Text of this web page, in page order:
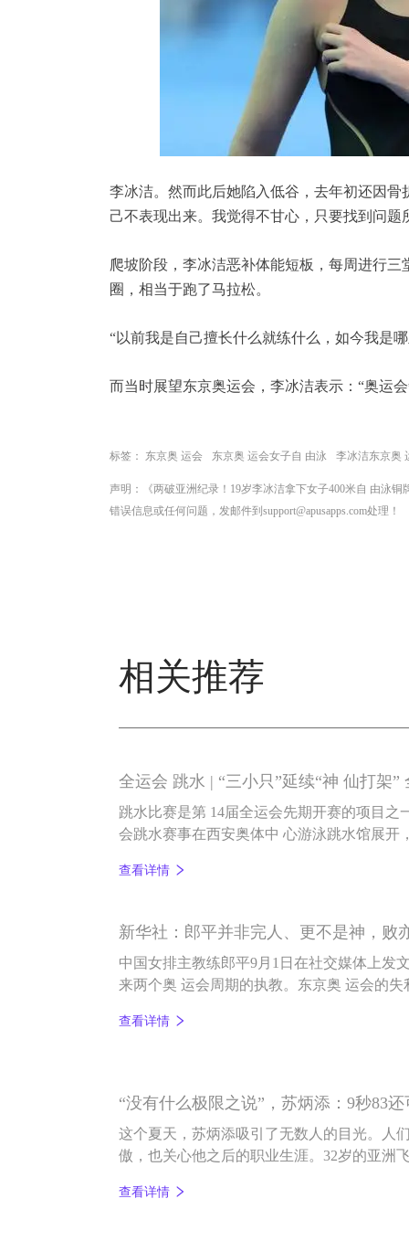
李冰洁。然而此后她陷入低谷，去年初还因
己不表现出来。我觉得不甘心，只要找到问
爬坡阶段，李冰洁恶补体能短板，每周进行
圈，相当于跑了马拉松。
“以前我是自己擅长什么就练什么，如今我是
而当时展望东京奥运会，李冰洁表示：“奥运
标签： 东京奥 运会 东京奥 运会女子自 由泳 李冰洁东京奥
声明：《两破亚洲纪录！19岁李冰洁拿下女子400米自 由泳
错误信息或任何问题，发邮件到support@apusapps.com处理！
相关推荐
全运会 跳水 | “三小只”延续“神 仙打架”
跳水比赛是第 14届全运会先期开赛的项目之
会跳水赛事在西安奥体中 心游泳跳水馆展开
决赛。
查看详情
新华社：郎平并非完人、更不是神，败
中国女排主教练郎平9月1日在社交媒体上发
来两个奥 运会周期的执教。东京奥 运会的
查看详情
“没有什么极限之说”，苏炳添：9秒83
这个夏天，苏炳添吸引了无数人的目光。人
傲，也关心他之后的职业生涯。32岁的亚洲
查看详情